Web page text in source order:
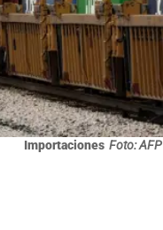
Importaciones Foto: AFP